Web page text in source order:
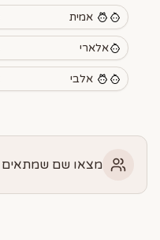
אמית
אלארי
אלבי
מצאו שם שמתאים